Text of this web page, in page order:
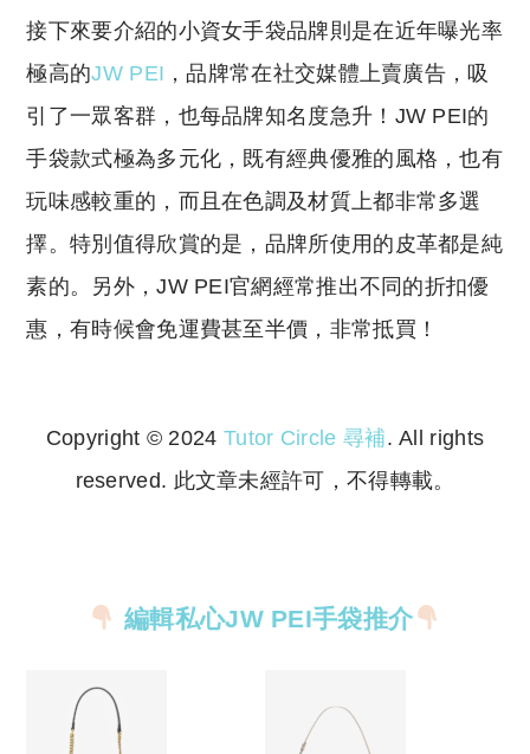
接下來要介紹的小資女手袋品牌則是在近年曝光率
極高的JW PEI ，品牌常在社交媒體上賣廣告，吸
引了一眾客群，也每品牌知名度急升！JW PEI的
手袋款式極為多元化，既有經典優雅的風格，也有
玩味感較重的，而且在色調及材質上都非常多選
擇。特別值得欣賞的是，品牌所使用的皮革都是純
素的。另外，JW PEI官網經常推出不同的折扣優
惠，有時候會免運費甚至半價，非常抵買！
Copyright © 2024 Tutor Circle 尋補. All rights
reserved. 此文章未經許可，不得轉載。
編輯私心JW PEI手袋推介